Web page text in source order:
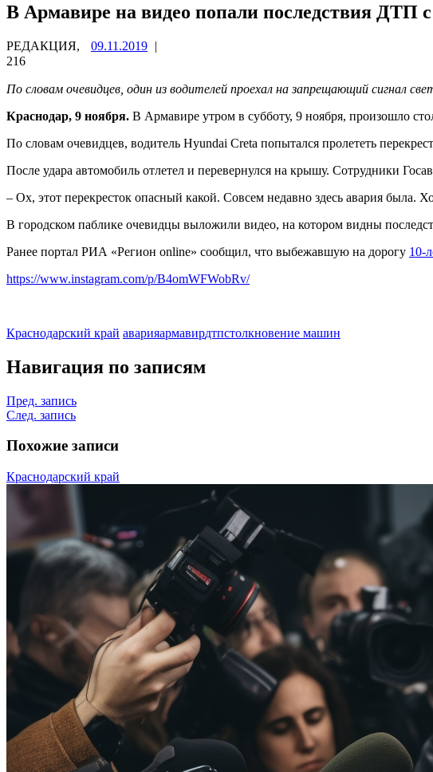
В Армавире на видео попали последствия ДТП
РЕДАКЦИЯ, 09.11.2019 |
216
По словам очевидцев, один из водителей проехал на запрещающий сигнал
Краснодар, 9 ноября. В Армавире утром в субботу, 9 ноября, произошло
По словам очевидцев, водитель Hyundai Creta попытался пролететь
После удара автомобиль отлетел и перевернулся на крышу. Сотрудники
– Ох, этот перекресток опасный какой. Совсем недавно здесь авария
В городском паблике очевидцы выложили видео, на котором видны
Ранее портал РИА «Регион online» сообщил, что выбежавшую на дорогу 10-
https://www.instagram.com/p/B4omWFWobRv/
Краснодарский край аварияармавирдтпстолкновение машин
Навигация по записям
Пред. запись
След. запись
Похожие записи
Краснодарский край